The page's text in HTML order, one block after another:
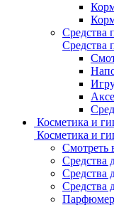
Средства
Средства
Косметика и
Косметика и
Смотреть
Средства
Средства
Средства